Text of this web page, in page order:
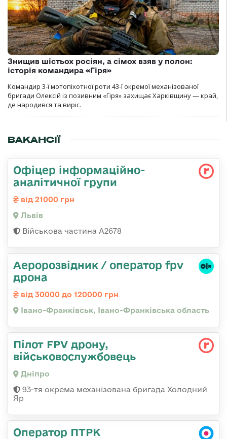
Знищив шістьох росіян, а сімох взяв у полон:
історія командира «Гіря»
Командир 3-ї мотопіхотної роти 43-ї окремої механізованої
бригади Олексій із позивним «Гіря» захищає Харківщину — край,
де народився та виріс.
ВАКАНСІЇ
Офіцер інформаційно-
аналітичної групи
від 21000 грн
Львів
Військова частина А2678
Аеророзвідник / оператор fpv
дрона
від 30000 до 120000 грн
Івано-Франківськ, Івано-Франківська область
Пілот FPV дрону,
військовослужбовець
Дніпро
93-тя окрема механізована бригада Холодний
Яр
Оператор ПТРК